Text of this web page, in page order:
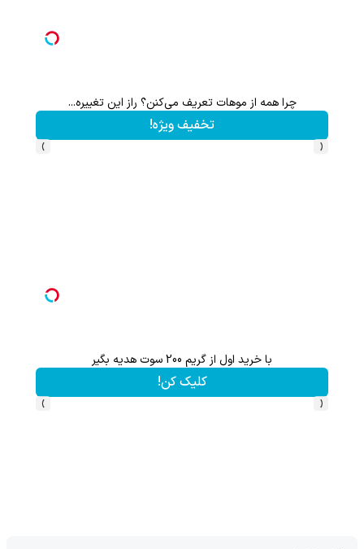
چرا همه از موهات تعریف می‌کنن؟ راز این تغییره...
تخفیف ویژه!
‹
›
با خرید اول از گریم 200 سوت هدیه بگیر
کلیک کن!
‹
›